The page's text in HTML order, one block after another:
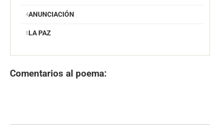
ANUNCIACIÓN
LA PAZ
Comentarios al poema: